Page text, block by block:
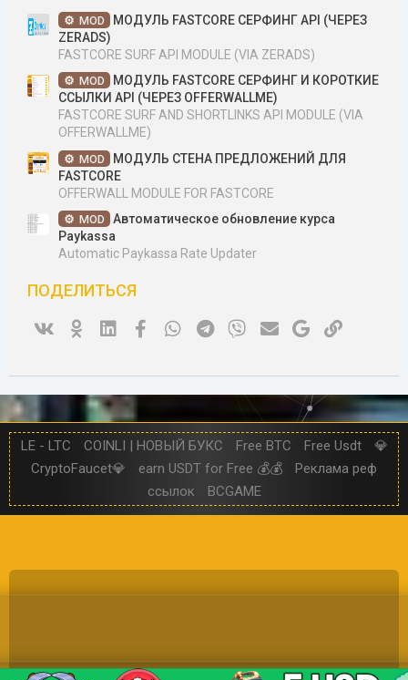
MOD
МОДУЛЬ FASTCORE СЕРФИНГ API (ЧЕРЕЗ
ZERADS)
FASTCORE SURF API MODULE (VIA ZERADS)
MOD
МОДУЛЬ FASTCORE СЕРФИНГ И КОРОТКИЕ
ССЫЛКИ API (ЧЕРЕЗ OFFERWALLME)
FASTCORE SURF AND SHORTLINKS API MODULE (VIA
OFFERWALLME)
MOD
МОДУЛЬ СТЕНА ПРЕДЛОЖЕНИЙ ДЛЯ
FASTCORE
OFFERWALL MODULE FOR FASTCORE
MOD
Автоматическое обновление курса
Paykassa
Automatic Paykassa Rate Updater
ПОДЕЛИТЬСЯ
Ok Linked InFacebookWhatsAppTelegram
Viber Электронная почта
Google
LE - LTC COINLI | НОВЫЙ БУКС Free BTC Free Usdt
💎
CryptoFaucet💎
earn USDT for Free 💰💰
Реклама реф
ссылок
BCGAME